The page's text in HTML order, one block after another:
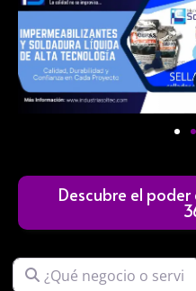
Descubre el
¿Qué negocio o servicio